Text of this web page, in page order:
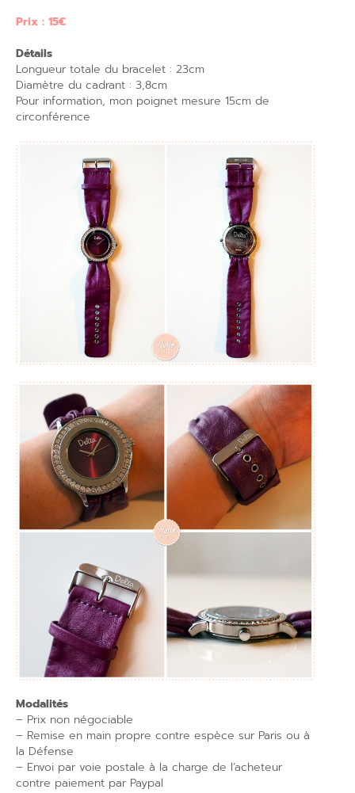
Prix : 15€
Détails
Longueur totale du bracelet : 23cm
Diamètre du cadrant : 3,8cm
Pour information, mon poignet mesure 15cm de
circonférence
Modalités
– Prix non négociable
– Remise en main propre contre espèce sur Paris ou à
la Défense
– Envoi par voie postale à la charge de l’acheteur
contre paiement par Paypal